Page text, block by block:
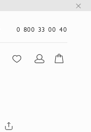
0 800 33 00 40